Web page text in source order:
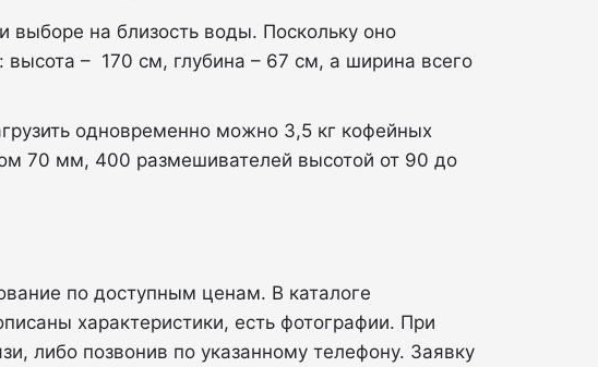
выборе на близость воды. Поскольку оно
– 170 см, глубина – 67 см, а ширина всего
одновременно можно 3,5 кг кофейных
70 мм, 400 размешивателей высотой от 90 до
по доступным ценам. В каталоге
характеристики, есть фотографии. При
либо позвонив по указанному телефону. Заявку